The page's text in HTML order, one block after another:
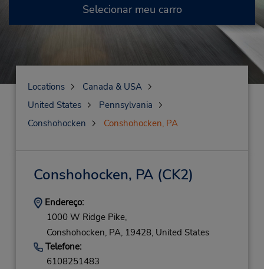
Selecionar meu carro
Locations
Canada & USA
United States
Pennsylvania
Conshohocken
Conshohocken, PA
Conshohocken, PA(CK2)
Endereço:
1000 W Ridge Pike,
Conshohocken, PA, 19428, United States
Telefone:
6108251483